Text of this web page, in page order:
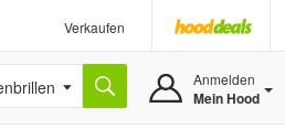
Verkaufen
Anmelden
Mein Hood